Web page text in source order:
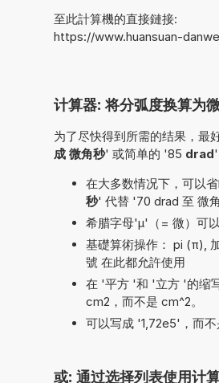
至此計算機的直接鏈接:
https://www.huansuan-
计算器: 将分弧度换算为
为了尽快得到所需的结果，最
成 微角秒' 或简单的 '85 drad
在大多数情况下，可以
秒' 代替 '70 drad 至 微角
希腊字母'µ'（= 微）可
基礎算術操作： pi (π),
號 在此都允許使用
在 '平方 '和 '立方 '的缩
cm2，而不是 cm^2。
可以写成 '1,72e5'，而
或: 通过选择列表使用计